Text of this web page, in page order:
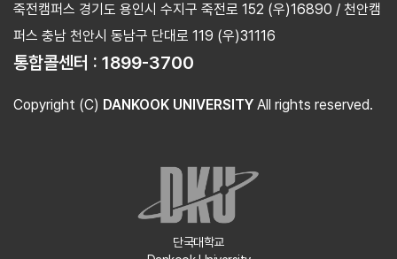
죽전캠퍼스 경기도 용인시 수지구 죽전로 152 (우)16890 / 천안캠
퍼스 충남 천안시 동남구 단대로 119 (우)31116
통합콜센터 : 1899-3700
Copyright (C) DANKOOK UNIVERSITY All rights reserved.
단국대학교